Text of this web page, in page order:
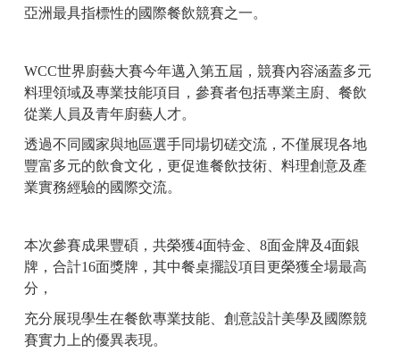
亞洲最具指標性的國際餐飲競賽之一。
WCC世界廚藝大賽今年邁入第五屆，競賽內容涵蓋多元
料理領域及專業技能項目，參賽者包括專業主廚、餐飲
從業人員及青年廚藝人才。
透過不同國家與地區選手同場切磋交流，不僅展現各地
豐富多元的飲食文化，更促進餐飲技術、料理創意及產
業實務經驗的國際交流。
本次參賽成果豐碩，共榮獲4面特金、 8面金牌及4面銀
牌，合計16面獎牌，其中餐桌擺設項目更榮獲全場最高
分，
充分展現學生在餐飲專業技能、創意設計美學及國際競
賽實力上的優異表現。